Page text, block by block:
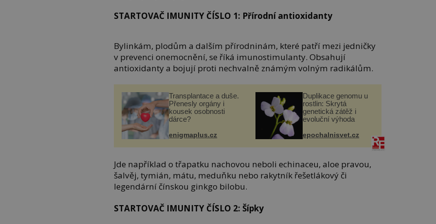
STARTOVAČ IMUNITY ČÍSLO 1: Přírodní antioxidanty
Bylinkám, plodům a dalším přírodninám, které patří mezi jedničky
v prevenci onemocnění, se říká imunostimulanty. Obsahují
antioxidanty a bojují proti nechvalně známým volným radikálům.
Transplantace a duše.
Přenesly orgány i
kousek osobnosti
dárce?
enigmaplus.cz
Duplikace genomu u
rostlin: Skrytá
genetická zátěž i
evoluční výhoda
epochalnisvet.cz
Jde například o třapatku nachovou neboli echinaceu, aloe pravou,
šalvěj, tymián, mátu, meduňku nebo rakytník řešetlákový či
legendární čínskou ginkgo bilobu.
STARTOVAČ IMUNITY ČÍSLO 2: Šípky